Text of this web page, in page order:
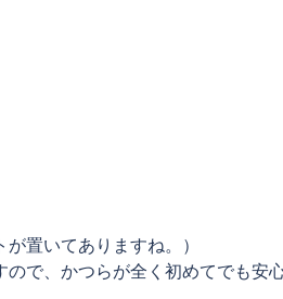
置いてありますね。）
で、かつらが全く初めてでも安